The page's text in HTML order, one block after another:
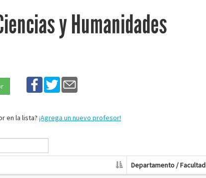
y Humanidades
en la lista? ¡Agrega un nuevo profesor!
Departamento / Facultad